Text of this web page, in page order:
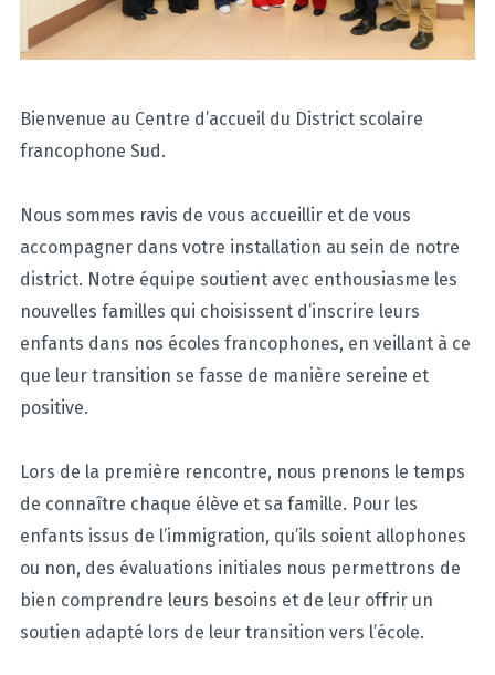
Bienvenue au Centre d’accueil du District scolaire
francophone Sud.
Nous sommes ravis de vous accueillir et de vous
accompagner dans votre installation au sein de notre
district. Notre équipe soutient avec enthousiasme les
nouvelles familles qui choisissent d’inscrire leurs
enfants dans nos écoles francophones, en veillant à ce
que leur transition se fasse de manière sereine et
positive.
Lors de la première rencontre, nous prenons le temps
de connaître chaque élève et sa famille. Pour les
enfants issus de l’immigration, qu’ils soient allophones
ou non, des évaluations initiales nous permettrons de
bien comprendre leurs besoins et de leur offrir un
soutien adapté lors de leur transition vers l’école.